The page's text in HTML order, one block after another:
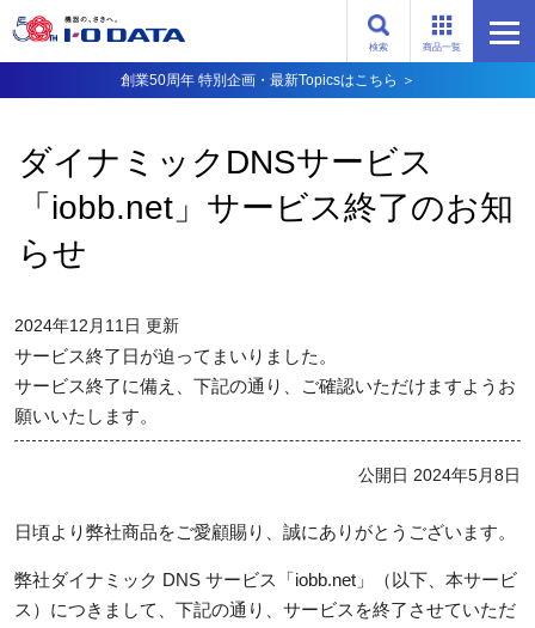
商品一覧
検索
創業50周年 特別企画・最新Topicsはこちら ＞
ダイナミックDNSサービス
「iobb.net」サービス終了のお知
らせ
2024年12月11日 更新
サービス終了日が迫ってまいりました。
サービス終了に備え、下記の通り、ご確認いただけますようお
願いいたします。
公開日 2024年5月8日
日頃より弊社商品をご愛顧賜り、誠にありがとうございます。
弊社ダイナミック DNS サービス「iobb.net」（以下、本サービ
ス）につきまして、下記の通り、サービスを終了させていただ